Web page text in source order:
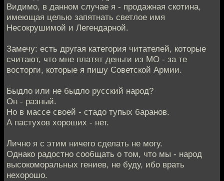
Видимо, в данном случае я - продажная скотина,
имеющая целью запятнать светлое имя
Несокрушимой и Легендарной.
Замечу: есть другая категория читателей, которые
считают, что мне платят деньги из МО - за те
восторги, которые я пишу Советской Армии.
Быдло или не быдло русский народ?
Он - разный.
Но в массе своей - стадо тупых баранов.
А пастухов хороших - нет.
Лично я с этим ничего сделать не могу.
Однако радостно сообщать о том, что мы - народ
высокоморальных гениев, не буду, ибо врать
нехорошо.